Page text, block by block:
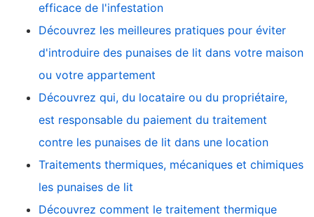
efficace de l'infestation
Découvrez les meilleures pratiques pour éviter
d'introduire des punaises de lit dans votre maison
ou votre appartement
Découvrez qui, du locataire ou du propriétaire,
est responsable du paiement du traitement
contre les punaises de lit dans une location
Traitements thermiques, mécaniques et chimiques
les punaises de lit
Découvrez comment le traitement thermique